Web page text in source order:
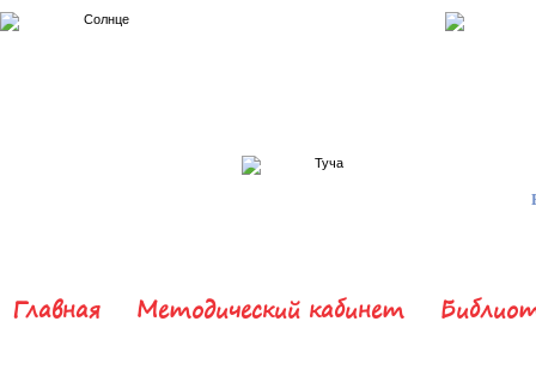
Главная Методический кабинет